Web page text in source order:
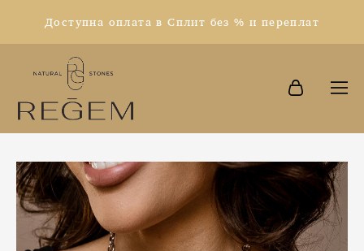
Доступна оплата в Сплит без % и переплат